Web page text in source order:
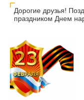
Дорогие друзья!
праздником Днем